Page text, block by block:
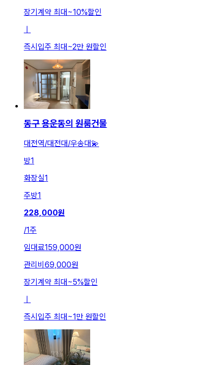
장기계약 최대~10%할인
ㅣ
즉시입주 최대~2만 원할인
동구 용운동의 원룸건물
대전역/대전대/우송대💫
방1
화장실1
주방1
228,000원
/1주
임대료159,000원
관리비 69,000원
장기계약 최대 ~5%할인
즉시입주 최대 ~1만 원할인